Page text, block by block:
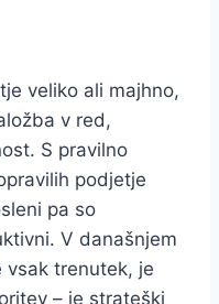
veliko ali majhno,
v red,
S pravilno
podjetje
pa so
V današnjem
vsak trenutek, je
– je strateški